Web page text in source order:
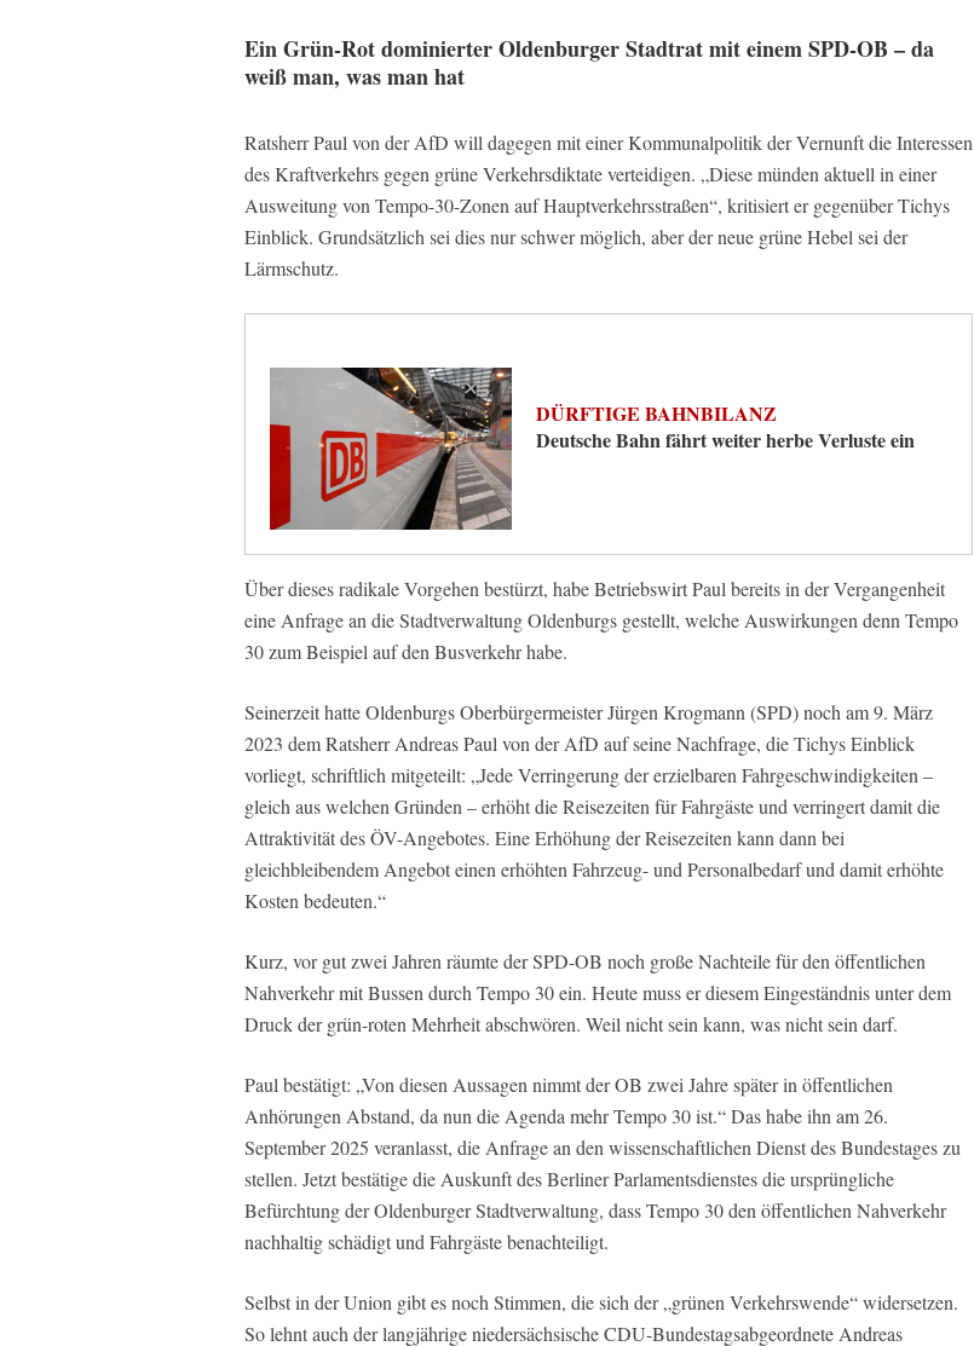
Ein Grün-Rot dominierter Oldenburger Stadtrat mit einem SPD-OB – da
weiß man, was man hat
Ratsherr Paul von der AfD will dagegen mit einer Kommunalpolitik der Vernunft die Interessen
des Kraftverkehrs gegen grüne Verkehrsdiktate verteidigen. „Diese münden aktuell in einer
Ausweitung von Tempo-30-Zonen auf Hauptverkehrsstraßen“, kritisiert er gegenüber Tichys
Einblick. Grundsätzlich sei dies nur schwer möglich, aber der neue grüne Hebel sei der
Lärmschutz.
DÜRFTIGE BAHNBILANZ
Deutsche Bahn fährt weiter herbe Verluste ein
Über dieses radikale Vorgehen bestürzt, habe Betriebswirt Paul bereits in der Vergangenheit
eine Anfrage an die Stadtverwaltung Oldenburgs gestellt, welche Auswirkungen denn Tempo
30 zum Beispiel auf den Busverkehr habe.
Seinerzeit hatte Oldenburgs Oberbürgermeister Jürgen Krogmann (SPD) noch am 9. März
2023 dem Ratsherr Andreas Paul von der AfD auf seine Nachfrage, die Tichys Einblick
vorliegt, schriftlich mitgeteilt: „Jede Verringerung der erzielbaren Fahrgeschwindigkeiten –
gleich aus welchen Gründen – erhöht die Reisezeiten für Fahrgäste und verringert damit die
Attraktivität des ÖV-Angebotes. Eine Erhöhung der Reisezeiten kann dann bei
gleichbleibendem Angebot einen erhöhten Fahrzeug- und Personalbedarf und damit erhöhte
Kosten bedeuten.“
Kurz, vor gut zwei Jahren räumte der SPD-OB noch große Nachteile für den öffentlichen
Nahverkehr mit Bussen durch Tempo 30 ein. Heute muss er diesem Eingeständnis unter dem
Druck der grün-roten Mehrheit abschwören. Weil nicht sein kann, was nicht sein darf.
Paul bestätigt: „Von diesen Aussagen nimmt der OB zwei Jahre später in öffentlichen
Anhörungen Abstand, da nun die Agenda mehr Tempo 30 ist.“ Das habe ihn am 26.
September 2025 veranlasst, die Anfrage an den wissenschaftlichen Dienst des Bundestages zu
stellen. Jetzt bestätige die Auskunft des Berliner Parlamentsdienstes die ursprüngliche
Befürchtung der Oldenburger Stadtverwaltung, dass Tempo 30 den öffentlichen Nahverkehr
nachhaltig schädigt und Fahrgäste benachteiligt.
Selbst in der Union gibt es noch Stimmen, die sich der „grünen Verkehrswende“ widersetzen.
So lehnt auch der langjährige niedersächsische CDU-Bundestagsabgeordnete Andreas